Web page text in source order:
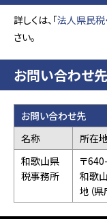
詳しくは、「法人県民税
さい。
お問い合わせ先
お問い合わせ先
名称
所在地
和歌山県
税事務所
〒
和歌
地（